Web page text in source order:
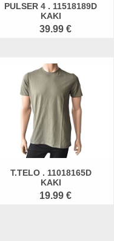
PULSER 4 . 11518189D
KAKI
39.99 €
T.TELO . 11018165D
KAKI
19.99 €